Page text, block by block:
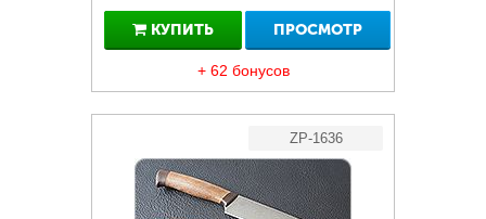
КУПИТЬ ПРОСМОТР
+ 62 бонусов
ZP-1636